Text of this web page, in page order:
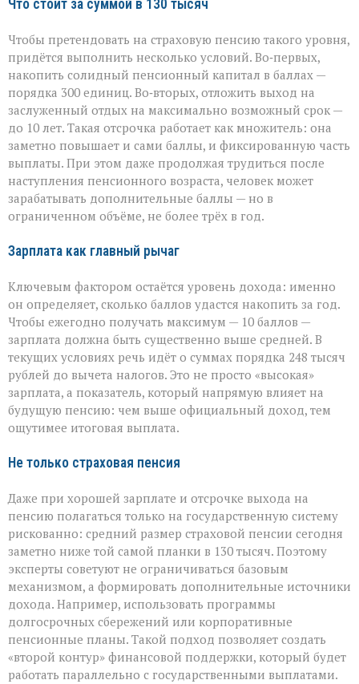
Что стоит за суммой в 130 тысяч
Чтобы претендовать на страховую пенсию такого уровня,
придётся выполнить несколько условий. Во‑первых,
накопить солидный пенсионный капитал в баллах —
порядка 300 единиц. Во‑вторых, отложить выход на
заслуженный отдых на максимально возможный срок —
до 10 лет. Такая отсрочка работает как множитель: она
заметно повышает и сами баллы, и фиксированную часть
выплаты. При этом даже продолжая трудиться после
наступления пенсионного возраста, человек может
зарабатывать дополнительные баллы — но в
ограниченном объёме, не более трёх в год.
Зарплата как главный рычаг
Ключевым фактором остаётся уровень дохода: именно
он определяет, сколько баллов удастся накопить за год.
Чтобы ежегодно получать максимум — 10 баллов —
зарплата должна быть существенно выше средней. В
текущих условиях речь идёт о суммах порядка 248 тысяч
рублей до вычета налогов. Это не просто «высокая»
зарплата, а показатель, который напрямую влияет на
будущую пенсию: чем выше официальный доход, тем
ощутимее итоговая выплата.
Не только страховая пенсия
Даже при хорошей зарплате и отсрочке выхода на
пенсию полагаться только на государственную систему
рискованно: средний размер страховой пенсии сегодня
заметно ниже той самой планки в 130 тысяч. Поэтому
эксперты советуют не ограничиваться базовым
механизмом, а формировать дополнительные источники
дохода. Например, использовать программы
долгосрочных сбережений или корпоративные
пенсионные планы. Такой подход позволяет создать
«второй контур» финансовой поддержки, который будет
работать параллельно с государственными выплатами.